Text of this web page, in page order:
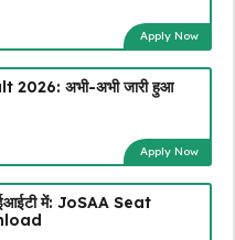
Apply Now
अभी-अभी जारी हुआ
Apply Now
में: JoSAA Seat